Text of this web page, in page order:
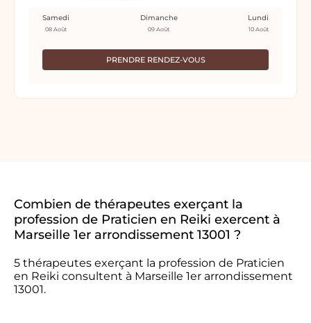
PRENDRE RENDEZ-VOUS
Samedi
08 Août
Dimanche
09 Août
Lundi
10 Août
Combien de thérapeutes exerçant la
profession de Praticien en Reiki exercent à
Marseille 1er arrondissement 13001 ?
5 thérapeutes exerçant la profession de Praticien
en Reiki consultent à Marseille 1er arrondissement
13001.